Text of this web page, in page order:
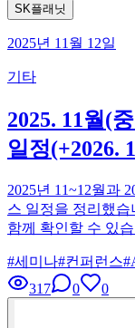
SK플래닛
2025년 11월 12일
기타
2025. 11월(
일정(+2026.
2025년 11~12월과
스 일정을 정리했
함께 확인할 수 있
#세미나#컨퍼런스#
317
0 0